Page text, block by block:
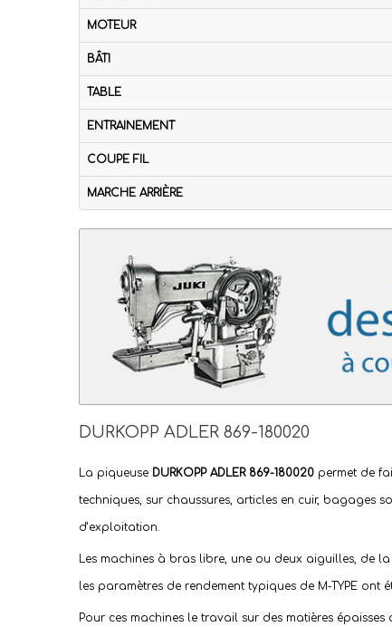
MOTEUR
BÂTI
TABLE
ENTRAINEMENT
COUPE FIL
MARCHE ARRIÈRE
DURKOPP ADLER 869-180020
La piqueuse DURKOPP ADLER 869-180020 permet de
techniques, sur chaussures, articles en cuir, bagages
d’exploitation.
Les machines à bras libre, une ou deux aiguilles, de
les paramètres de rendement typiques de M-TYPE
Pour ces machines le travail sur des matières